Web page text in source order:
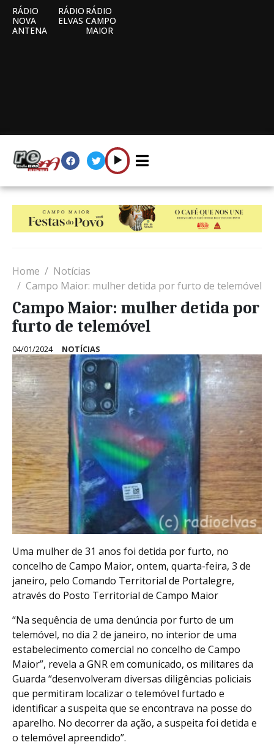
RÁDIO
NOVA
ANTENA
RÁDIO
ELVAS
RÁDIO
CAMPO
MAIOR
Home
Notícias
Campo Maior: mulher detida por furto de telemóvel
Campo Maior: mulher detida por
furto de telemóvel
04/01/2024 NOTÍCIAS
Uma mulher de 31 anos foi detida por furto, no
concelho de Campo Maior, ontem, quarta-feira, 3 de
janeiro, pelo Comando Territorial de Portalegre,
através do Posto Territorial de Campo Maior
“Na sequência de uma denúncia por furto de um
telemóvel, no dia 2 de janeiro, no interior de uma
estabelecimento comercial no concelho de Campo
Maior”, revela a GNR em comunicado, os militares da
Guarda “desenvolveram diversas diligências policiais
que permitiram localizar o telemóvel furtado e
identificar a suspeita que se encontrava na posse do
aparelho. No decorrer da ação, a suspeita foi detida e
o telemóvel apreendido”.